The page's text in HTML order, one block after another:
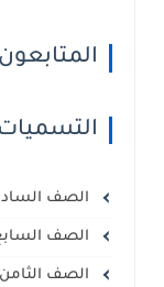
المتابعون
التسميات
الصف
الصف
الصف الثامن